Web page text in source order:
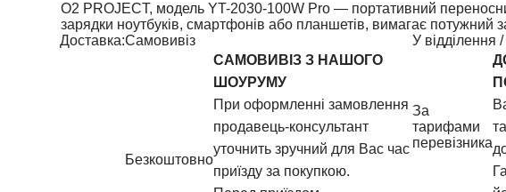
O2 PROJECT, модель YT-2030-100W Pro — портативний
зарядки ноутбуків, смартфонів або планшетів, вимагає потужний
Доставка:Самовивіз
Безкоштовно
САМОВИВІЗ З НАШОГО
ШОУРУМУ
При оформленні замовлення
продавець-консультант
уточнить зручний для Вас час
приїзду за покупкою.
У відділення
За
тарифами
перевізника